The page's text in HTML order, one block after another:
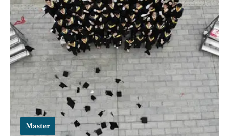
Master